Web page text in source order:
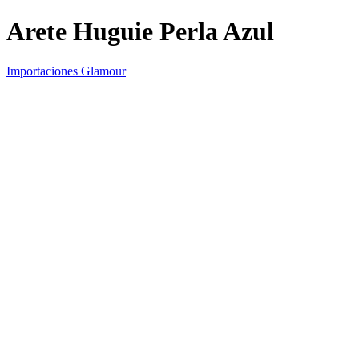
Arete Huguie Perla Azul
Importaciones Glamour